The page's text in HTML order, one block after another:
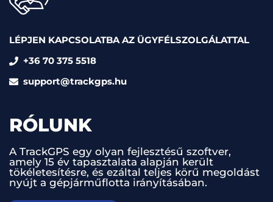
LÉPJEN KAPCSOLATBA AZ ÜGYFÉLSZOLGÁLATTAL
+36 70 375 5518
support@trackgps.hu
RÓLUNK
A TrackGPS egy olyan fejlesztésű szoftver,
amely 15 év tapasztalata alapján került
tökéletesítésre, és ezáltal teljes körű megoldást
nyújt a gépjárműflotta irányításában.